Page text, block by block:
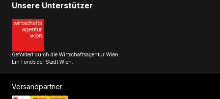
Unsere Unterstützer
Gefördert durch die Wirtschaftsagentur Wien.
Ein Fonds der Stadt Wien.
Versandpartner